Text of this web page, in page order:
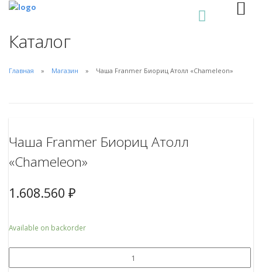
Каталог
Главная Магазин Чаша Franmer Биориц Атолл «Chameleon»
Чаша Franmer Биориц Атолл
«Chameleon»
1.608.560 ₽
Available on backorder